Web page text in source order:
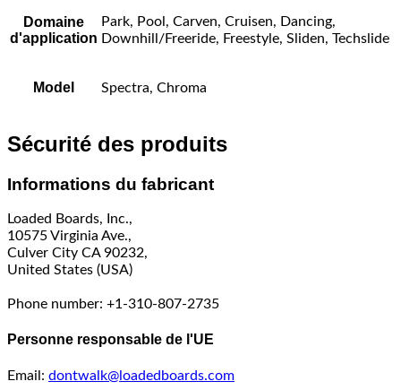
Domaine
d'application
Park, Pool, Carven, Cruisen, Dancing,
Downhill/Freeride, Freestyle, Sliden, Techslide
Model Spectra, Chroma
Sécurité des produits
Informations du fabricant
Loaded Boards, Inc.,
10575 Virginia Ave.,
Culver City CA 90232,
United States (USA)
Phone number: +1-310-807-2735
Personne responsable de l'UE
Email: dontwalk@loadedboards.com